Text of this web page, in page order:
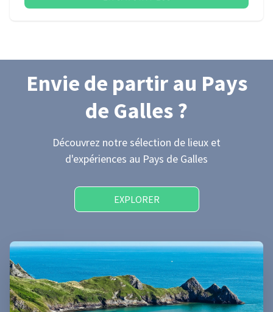
Envie de partir au Pays
de Galles ?
Découvrez notre sélection de lieux et
d'expériences au Pays de Galles
EXPLORER